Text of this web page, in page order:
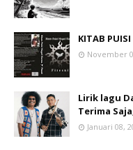
KITAB PUISI
November
Lirik lagu
Terima
Januari 08,